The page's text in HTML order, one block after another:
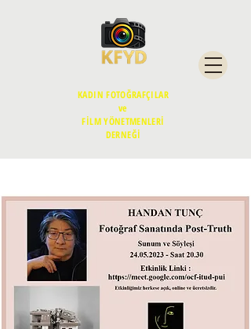
KADIN FOTOĞRAFÇILAR
ve
FİLM YÖNETMENLERİ
DERNEĞİ